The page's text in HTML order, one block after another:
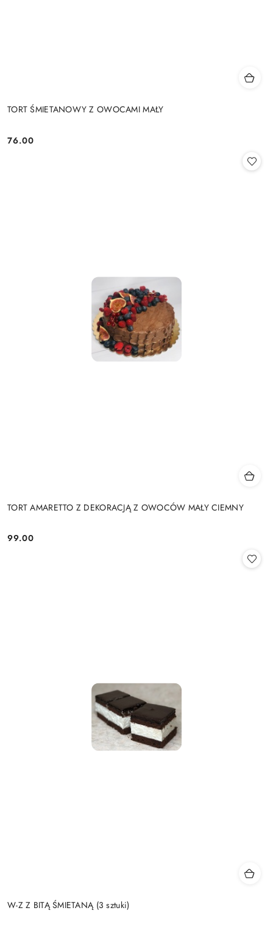
TORT ŚMIETANOWY Z OWOCAMI MAŁY
Cena:
76.00
TORT AMARETTO Z DEKORACJĄ Z OWOCÓW MAŁY CIEMNY
Cena:
99.00
W-Z Z BITĄ ŚMIETANĄ (3 sztuki)